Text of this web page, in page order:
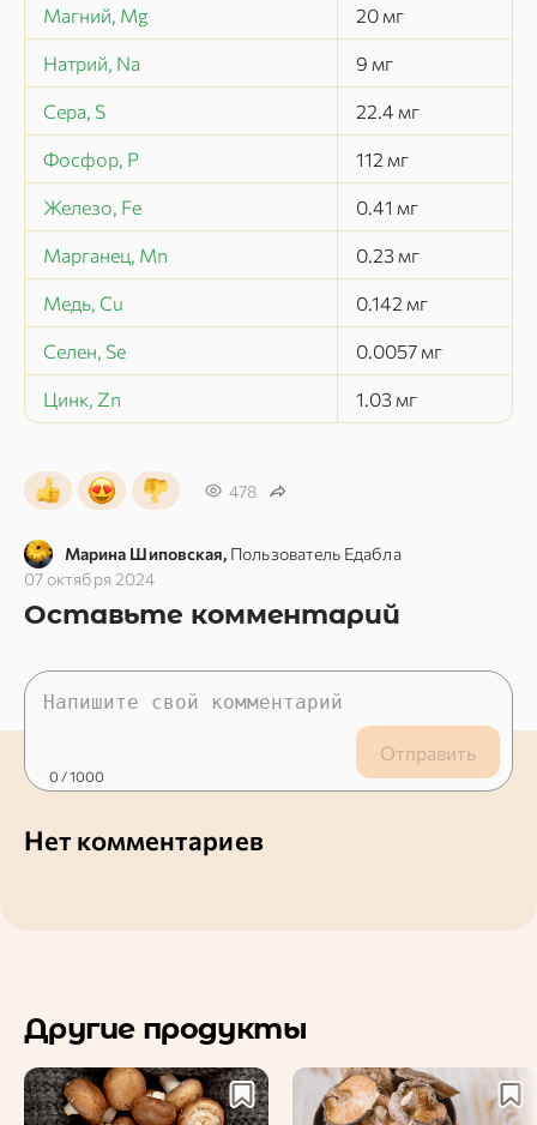
Магний, Mg 20 мг
Натрий, Na 9 мг
Сера, S 22.4 мг
Фосфор, P 112 мг
Железо, Fe 0.41 мг
Марганец, Mn 0.23 мг
Медь, Cu 0.142 мг
Селен, Se 0.0057 мг
Цинк, Zn 1.03 мг
478
Марина Шиповская, Пользователь Едабла
07 октября 2024
Оставьте комментарий
Отправить
0 / 1000
Нет комментариев
Другие продукты